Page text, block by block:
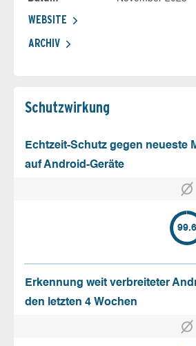
WEBSITE
ARCHIV
Schutz­wirkung
Echtzeit-Schutz gegen neueste
auf Android-Geräte
99.6
Erkennung weit verbreiteter
den letzten 4 Wochen